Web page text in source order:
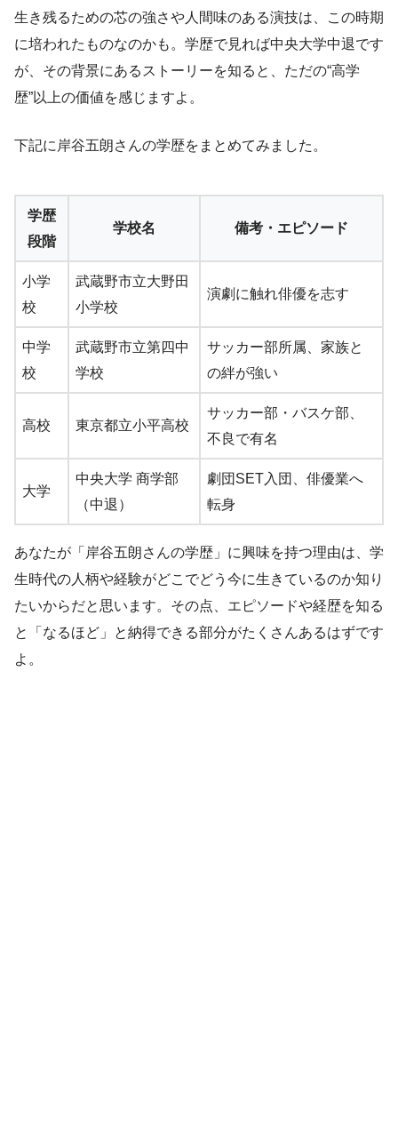
生き残るための芯の強さや人間味のある演技は、この時期
に培われたものなのかも。学歴で見れば中央大学中退です
が、その背景にあるストーリーを知ると、ただの“高学
歴”以上の価値を感じますよ。
下記に岸谷五朗さんの学歴をまとめてみました。
学歴
段階
学校名 備考・エピソード
小学
校
武蔵野市立大野田
小学校
演劇に触れ俳優を志す
中学
校
武蔵野市立第四中
学校
サッカー部所属、家族と
の絆が強い
高校 東京都立小平高校
サッカー部・バスケ部、
不良で有名
大学
中央大学 商学部
（中退）
劇団SET入団、俳優業へ
転身
あなたが「岸谷五朗さんの学歴」に興味を持つ理由は、学
生時代の人柄や経験がどこでどう今に生きているのか知り
たいからだと思います。その点、エピソードや経歴を知る
と「なるほど」と納得できる部分がたくさんあるはずです
よ。